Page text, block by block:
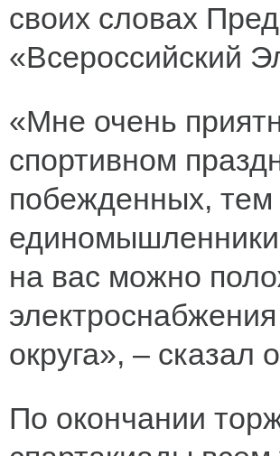
своих словах
«Всероссийский
«Мне очень
спортивном
побежденных, тем
на вас можно
округа», – сказал
По окончании